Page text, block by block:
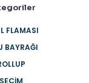
FLAMASI
BAYRAĞI
SEÇIM